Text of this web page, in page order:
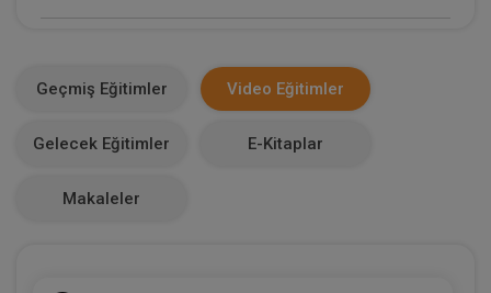
0
Geçmiş Eğitimler Video Eğitimler
Gelecek Eğitimler E-Kitaplar
Makaleler